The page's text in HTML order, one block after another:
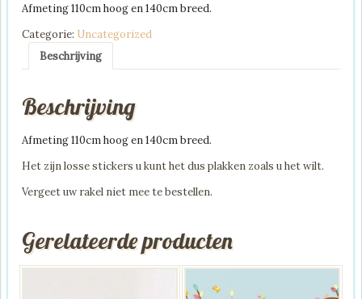
Afmeting 110cm hoog en 140cm breed.
Categorie: Uncategorized
Beschrijving
Beschrijving
Afmeting 110cm hoog en 140cm breed.
Het zijn losse stickers u kunt het dus plakken zoals u het wilt.
Vergeet uw rakel niet mee te bestellen.
Gerelateerde producten